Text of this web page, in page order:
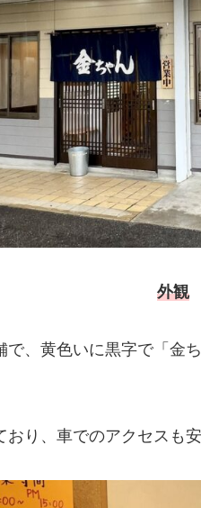
外観
で、黄色いに黒字で「金
り、車でのアクセスも安